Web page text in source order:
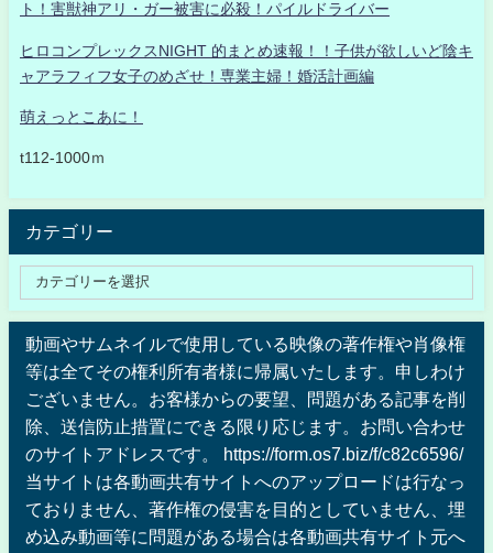
ト！害獣神アリ・ガー被害に必殺！パイルドライバー
ヒロコンプレックスNIGHT 的まとめ速報！！子供が欲しいど陰キ
ャアラフィフ女子のめざせ！専業主婦！婚活計画編
萌えっとこあに！
t112-1000ｍ
カテゴリー
動画やサムネイルで使用している映像の著作権や肖像権
等は全てその権利所有者様に帰属いたします。申しわけ
ございません。お客様からの要望、問題がある記事を削
除、送信防止措置にできる限り応じます。お問い合わせ
のサイトアドレスです。 https://form.os7.biz/f/c82c6596/
当サイトは各動画共有サイトへのアップロードは行なっ
ておりません、著作権の侵害を目的としていません、埋
め込み動画等に問題がある場合は各動画共有サイト元へ